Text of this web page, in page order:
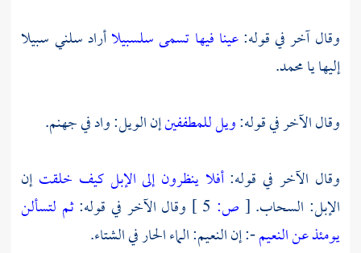
وقال آخر في قوله:عينا فيها تسمى سلسبيلاأراد سلني سبيلا
إليها يا محمد.
وقال الآخر في قوله:ويل للمطففينإن الويل: واد في جهنم.
وقال الآخر في قوله:أفلا ينظرون إلى الإبل كيف خلقتإن
الإبل: السحاب. [ ص: وقال الآخر في قوله:ثم لتسألن
يومئذ عن النعيم-: إن النعيم: الماء الحار في الشتاء.